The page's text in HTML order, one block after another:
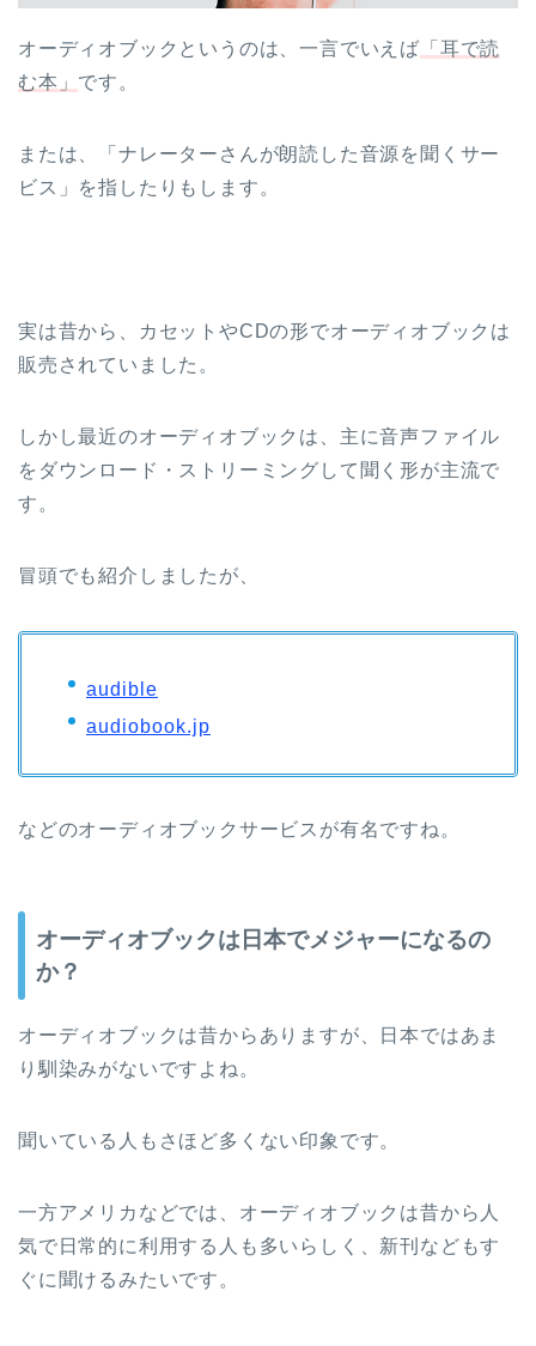
オーディオブックというのは、一言でいえば 「耳で読
む本」 です。
または、「ナレーターさんが朗読した音源を聞くサー
ビス」を指したりもします。
実は昔から、カセットやCDの形でオーディオブックは
販売されていました。
しかし最近のオーディオブックは、主に音声ファイル
をダウンロード・ストリーミングして聞く形が主流で
す。
冒頭でも紹介しましたが、
audible
audiobook.jp
などのオーディオブックサービスが有名ですね。
オーディオブックは日本でメジャーになるの
か？
オーディオブックは昔からありますが、日本ではあま
り馴染みがないですよね。
聞いている人もさほど多くない印象です。
一方アメリカなどでは、オーディオブックは昔から人
気で日常的に利用する人も多いらしく、新刊などもす
ぐに聞けるみたいです。